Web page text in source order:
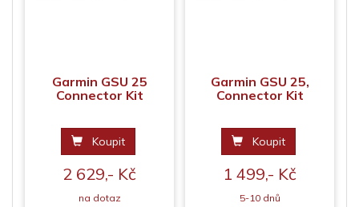
Garmin GSU 25
Connector Kit
Koupit
2 629,- Kč
na dotaz
Garmin GSU 25,
Connector Kit
Koupit
1 499,- Kč
5-10 dnů